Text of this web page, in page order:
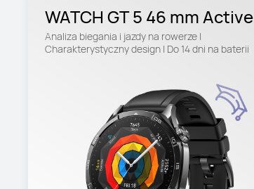
WATCH GT 5 46 mm Active
Analiza biegania i jazdy na rowerze |
Charakterystyczny design | Do 14 dni na baterii